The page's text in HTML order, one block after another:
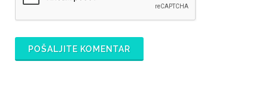
POŠALJITE KOMENTAR